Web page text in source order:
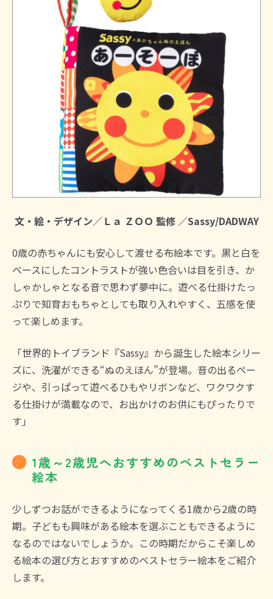
文・絵・デザイン／Ｌａ ＺＯＯ 監修 ／Sassy/DADWAY
0歳の赤ちゃんにも安心して渡せる布絵本です。黒と白を
ベースにしたコントラストが強い色合いは目を引き、か
しゃかしゃとなる音で思わず夢中に。遊べる仕掛けたっ
ぷりで知育おもちゃとしても取り入れやすく、五感を使
って楽しめます。
「世界的トイブランド『Sassy』から誕生した絵本シリー
ズに、洗濯ができる“ぬのえほん”が登場。音の出るペー
ジや、引っぱって遊べるひもやリボンなど、ワクワクす
る仕掛けが満載なので、お出かけのお供にもぴったりで
す」
1歳～2歳児へおすすめのベストセラー
絵本
少しずつお話ができるようになってくる1歳から2歳の時
期。子どもも興味がある絵本を選ぶこともできるように
なるのではないでしょうか。この時期だからこそ楽しめ
る絵本の選び方とおすすめのベストセラー絵本をご紹介
します。